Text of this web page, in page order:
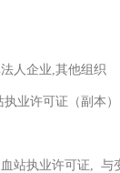
人企业,其他组织
业许可证（副本）
站执业许可证, 与